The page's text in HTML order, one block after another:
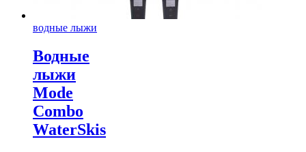
водные лыжи
Водные
лыжи
Mode
Combo
WaterSkis